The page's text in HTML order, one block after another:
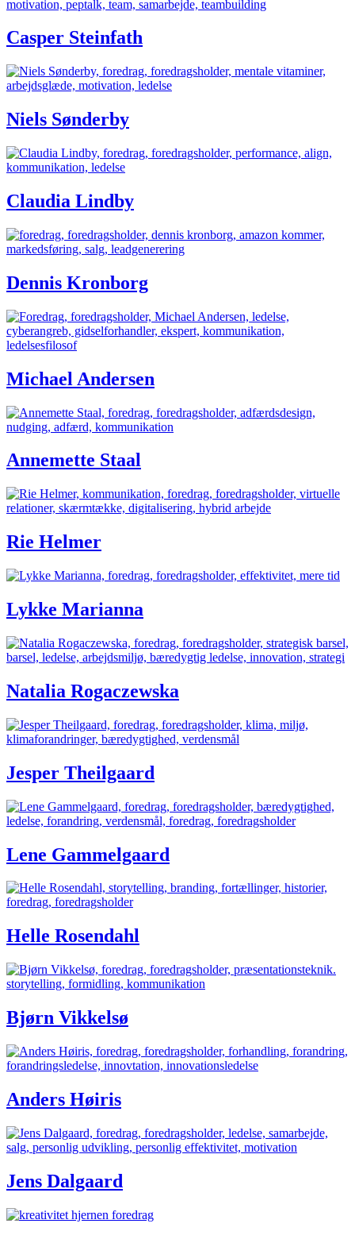
Casper Steinfath
Niels Sønderby
Claudia Lindby
Dennis Kronborg
Michael Andersen
Annemette Staal
Rie Helmer
Lykke Marianna
Natalia Rogaczewska
Jesper Theilgaard
Lene Gammelgaard
Helle Rosendahl
Bjørn Vikkelsø
Anders Høiris
Jens Dalgaard